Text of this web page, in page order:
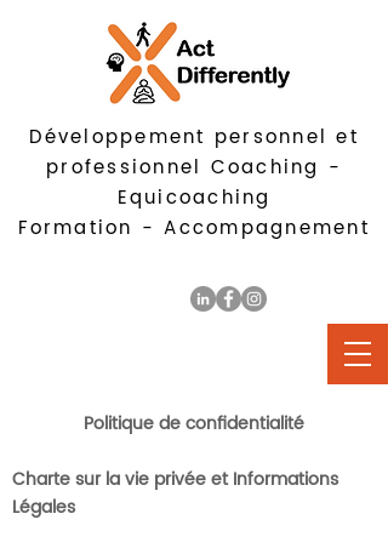
Développement personnel et
professionnel Coaching -
Equicoaching
Formation - Accompagnement
Politique de confidentialité
Charte sur la vie privée et Informations
Légales